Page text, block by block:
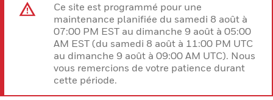
Ce site est programmé pour une
maintenance planifiée du samedi 8 août à
07:00 PM EST au dimanche 9 août à 05:00
AM EST (du samedi 8 août à 11:00 PM UTC
au dimanche 9 août à 09:00 AM UTC). Nous
vous remercions de votre patience durant
cette période.